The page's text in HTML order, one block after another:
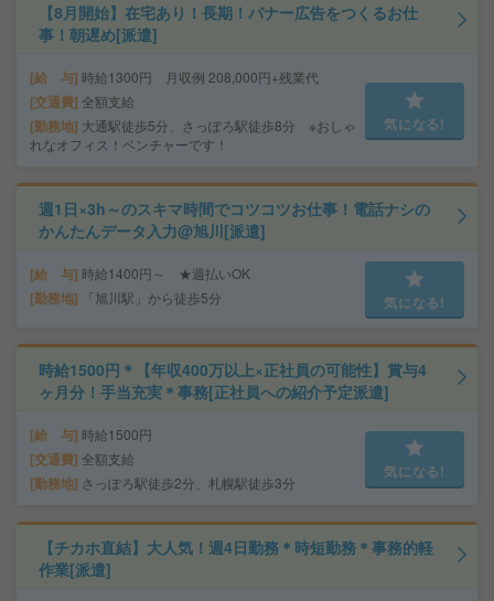
【8月開始】在宅あり！長期！バナー広告をつくるお仕
事！朝遅め[派遣]
給 与 時給1300円 月収例 208,000円+残業代
交通費 全額支給
勤務地 大通駅徒歩5分、さっぽろ駅徒歩8分 ※おしゃ
れなオフィス！ベンチャーです！
気になる!
週1日×3h～のスキマ時間でコツコツお仕事！電話ナシの
かんたんデータ入力@旭川[派遣]
給 与 時給1400円～ ★週払いOK
勤務地 「旭川駅」から徒歩5分 気になる!
時給1500円＊【年収400万以上×正社員の可能性】賞与4
ヶ月分！手当充実＊事務[正社員への紹介予定派遣]
給 与 時給1500円
交通費 全額支給
勤務地 さっぽろ駅徒歩2分、札幌駅徒歩3分
気になる!
【チカホ直結】大人気！週4日勤務＊時短勤務＊事務的軽
作業[派遣]